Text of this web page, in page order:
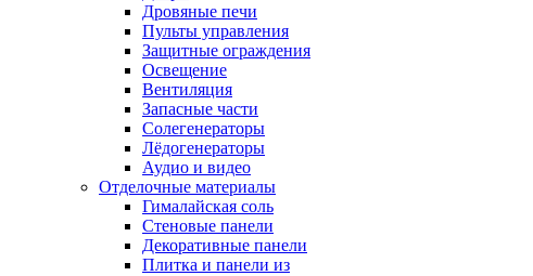
Дровяные печи
Пульты управления
Защитные ограждения
Освещение
Вентиляция
Запасные части
Солегенераторы
Лёдогенераторы
Аудио и видео
Отделочные материалы
Гималайская соль
Стеновые панели
Декоративные панели
Плитка и панели из